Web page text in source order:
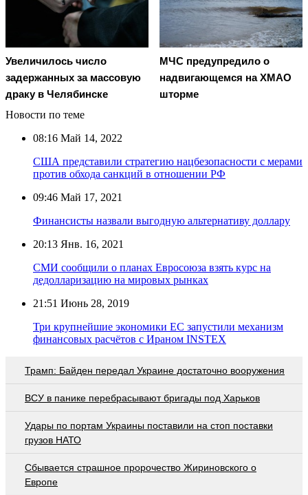
Увеличилось число
задержанных за массовую
драку в Челябинске
МЧС предупредило о
надвигающемся на ХМАО
шторме
Новости по теме
08:16 Май 14, 2022
США представили стратегию нацбезопасности с мерами
против обхода санкций в отношении РФ
09:46 Май 17, 2021
Финансисты назвали выгодную альтернативу доллару
20:13 Янв. 16, 2021
СМИ сообщили о планах Евросоюза взять курс на
дедолларизацию на мировых рынках
21:51 Июнь 28, 2019
Три крупнейшие экономики ЕС запустили механизм
финансовых расчётов с Ираном INSTEX
Трамп: Байден передал Украине достаточно вооружения
ВСУ в панике перебрасывают бригады под Харьков
Удары по портам Украины поставили на стоп поставки
грузов НАТО
Сбывается страшное пророчество Жириновского о
Европе